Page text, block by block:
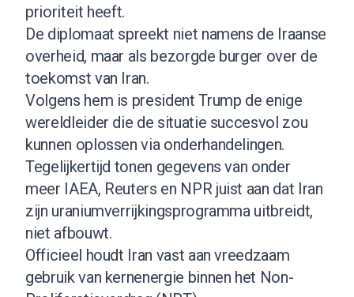
prioriteit heeft.
De diplomaat spreekt niet namens de Iraanse
overheid, maar als bezorgde burger over de
toekomst van Iran.
Volgens hem is president Trump de enige
wereldleider die de situatie succesvol zou
kunnen oplossen via onderhandelingen.
Tegelijkertijd tonen gegevens van onder
meer IAEA, Reuters en NPR juist aan dat Iran
zijn uraniumverrijkingsprogramma uitbreidt,
niet afbouwt.
Officieel houdt Iran vast aan vreedzaam
gebruik van kernenergie binnen het Non-